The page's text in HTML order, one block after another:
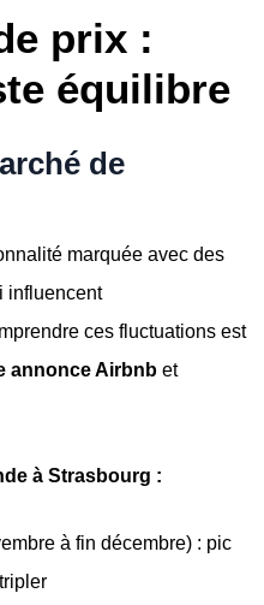
prix :
équilibre
de
marquée avec des
influencent
ces fluctuations est
annonce Airbnb et
à Strasbourg :
à fin décembre) : pic